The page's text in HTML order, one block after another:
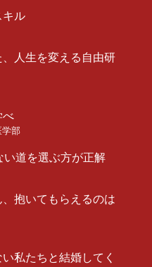
キル
人生を変える自由研
べ
部
道を選ぶ方が正解
抱いてもらえるのは
私たちと結婚してく